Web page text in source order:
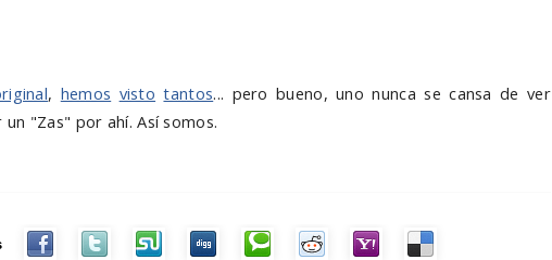
, hemos visto tantos... pero bueno, uno nunca se cansa de ver
"Zas" por ahí. Así somos.